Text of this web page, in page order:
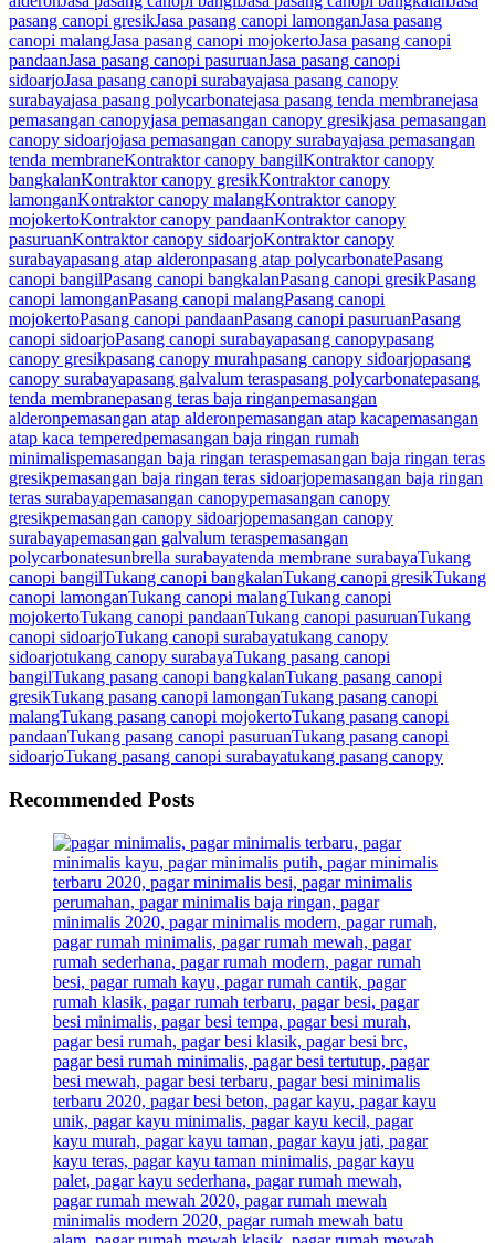
pasang canopi gresikJasa pasang canopi lamonganJasa pasang
canopi malangJasa pasang canopi mojokertoJasa pasang canopi
pandaanJasa pasang canopi pasuruanJasa pasang canopi
sidoarjoJasa pasang canopi surabayajasa pasang canopy
surabayajasa pasang polycarbonatejasa pasang tenda membranejasa
pemasangan canopyjasa pemasangan canopy gresikjasa pemasangan
canopy sidoarjojasa pemasangan canopy surabayajasa pemasangan
tenda membraneKontraktor canopy bangilKontraktor canopy
bangkalanKontraktor canopy gresikKontraktor canopy
lamonganKontraktor canopy malangKontraktor canopy
mojokertoKontraktor canopy pandaanKontraktor canopy
pasuruanKontraktor canopy sidoarjoKontraktor canopy
surabayapasang atap alderonpasang atap polycarbonatePasang
canopi bangilPasang canopi bangkalanPasang canopi gresikPasang
canopi lamonganPasang canopi malangPasang canopi
mojokertoPasang canopi pandaanPasang canopi pasuruanPasang
canopi sidoarjoPasang canopi surabayapasang canopypasang
canopy gresikpasang canopy murahpasang canopy sidoarjopasang
canopy surabayapasang galvalum teraspasang polycarbonatepasang
tenda membranepasang teras baja ringanpemasangan
alderonpemasangan atap alderonpemasangan atap kacapemasangan
atap kaca temperedpemasangan baja ringan rumah
minimalispemasangan baja ringan teraspemasangan baja ringan teras
gresikpemasangan baja ringan teras sidoarjopemasangan baja ringan
teras surabayapemasangan canopypemasangan canopy
gresikpemasangan canopy sidoarjopemasangan canopy
surabayapemasangan galvalum teraspemasangan
polycarbonatesunbrella surabayatenda membrane surabayaTukang
canopi bangilTukang canopi bangkalanTukang canopi gresikTukang
canopi lamonganTukang canopi malangTukang canopi
mojokertoTukang canopi pandaanTukang canopi pasuruanTukang
canopi sidoarjoTukang canopi surabayatukang canopy
sidoarjotukang canopy surabayaTukang pasang canopi
bangilTukang pasang canopi bangkalanTukang pasang canopi
gresikTukang pasang canopi lamonganTukang pasang canopi
malangTukang pasang canopi mojokertoTukang pasang canopi
pandaanTukang pasang canopi pasuruanTukang pasang canopi
sidoarjoTukang pasang canopi surabayatukang pasang canopy
Recommended Posts